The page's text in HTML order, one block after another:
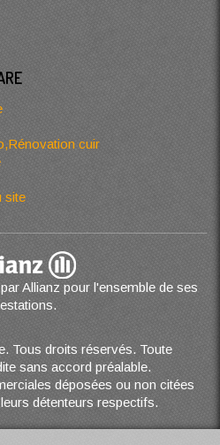
cuir
site
Allianz pour l'ensemble de ses
Tous droits réservés. Toute
sans accord préalable.
déposées ou non citées
détenteurs respectifs.